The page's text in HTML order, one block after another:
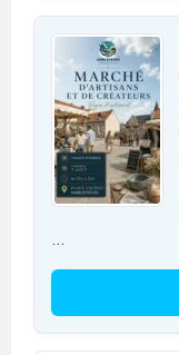
…